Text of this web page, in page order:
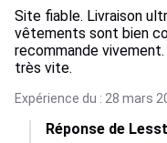
Site fiable. Livraison
vêtements sont bien
recommande
très vite.
Expérience du : 28 mars
Réponse de